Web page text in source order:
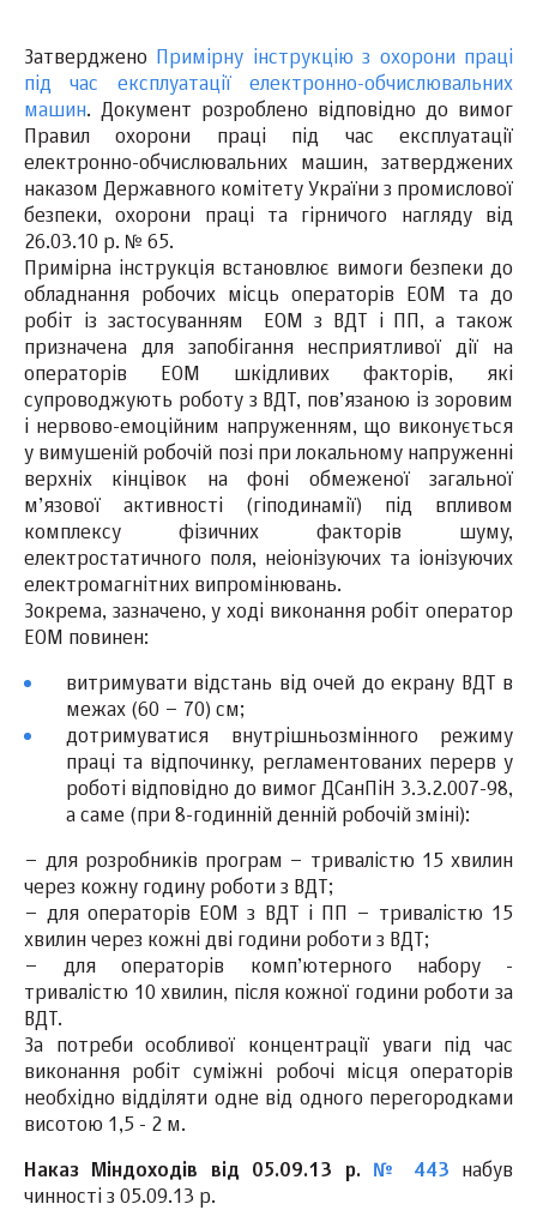
Затверджено
Примірну інструкцію з охорони праці
під час експлуатації електронно-обчислювальних
машин. Документ розроблено відповідно до вимог
Правил охорони праці під час експлуатації
електронно-обчислювальних машин, затверджених
наказом Державного комітету України з промислової
безпеки, охорони праці та гірничого нагляду від
26.03.10 р. № 65.
Примірна інструкція встановлює вимоги безпеки до
обладнання робочих місць операторів ЕОМ та до
робіт із застосуванням ЕОМ з ВДТ і ПП, а також
призначена для запобігання несприятливої дії на
операторів ЕОМ шкідливих факторів, які
супроводжують роботу з ВДТ, пов’язаною із зоровим
і нервово-емоційним напруженням, що виконується
у вимушеній робочій позі при локальному напруженні
верхніх кінцівок на фоні обмеженої загальної
м’язової активності (гіподинамії) під впливом
комплексу фізичних факторів шуму,
електростатичного поля, неіонізуючих та іонізуючих
електромагнітних випромінювань.
Зокрема, зазначено, у ході виконання робіт оператор
ЕОМ повинен:
витримувати відстань від очей до екрану ВДТ в
межах (60 – 70) см;
дотримуватися внутрішньозмінного режиму
праці та відпочинку, регламентованих перерв у
роботі відповідно до вимог ДСанПіН 3.3.2.007-98,
а саме (при 8-годинній денній робочій зміні):
– для розробників програм – тривалістю 15 хвилин
через кожну годину роботи з ВДТ;
– для операторів ЕОМ з ВДТ і ПП – тривалістю 15
хвилин через кожні дві години роботи з ВДТ;
– для операторів комп’ютерного набору -
тривалістю 10 хвилин, після кожної години роботи за
ВДТ.
За потреби особливої концентрації уваги під час
виконання робіт суміжні робочі місця операторів
необхідно відділяти одне від одного перегородками
висотою 1,5 - 2 м.
Наказ Міндоходів від 05.09.13 р. № 443 набув
чинності з 05.09.13 р.